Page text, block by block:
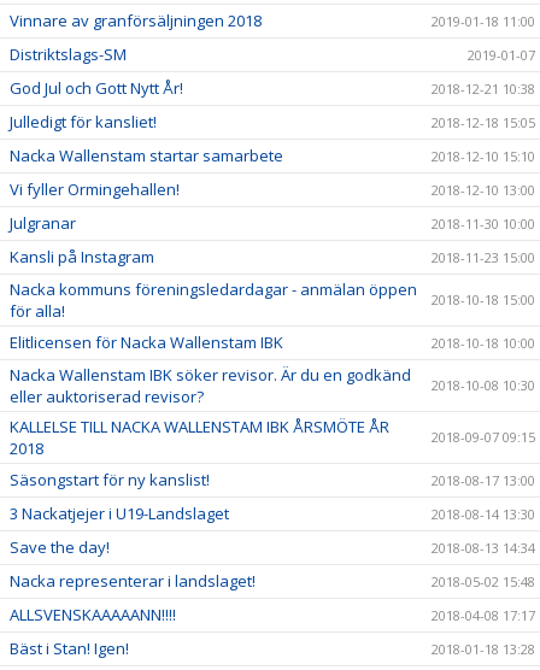
Vinnare av granförsäljningen 2018 2019-01-18 11:00
Distriktslags-SM 2019-01-07
God Jul och Gott Nytt År! 2018-12-21 10:38
Julledigt för kansliet! 2018-12-18 15:05
Nacka Wallenstam startar samarbete 2018-12-10 15:10
Vi fyller Ormingehallen! 2018-12-10 13:00
Julgranar 2018-11-30 10:00
Kansli på Instagram 2018-11-23 15:00
Nacka kommuns föreningsledardagar - anmälan öppen
för alla!
2018-10-18 15:00
Elitlicensen för Nacka Wallenstam IBK 2018-10-18 10:00
Nacka Wallenstam IBK söker revisor. Är du en godkänd
eller auktoriserad revisor?
2018-10-08 10:30
KALLELSE TILL NACKA WALLENSTAM IBK ÅRSMÖTE ÅR
2018
2018-09-07 09:15
Säsongstart för ny kanslist! 2018-08-17 13:00
3 Nackatjejer i U19-Landslaget 2018-08-14 13:30
Save the day! 2018-08-13 14:34
Nacka representerar i landslaget! 2018-05-02 15:48
ALLSVENSKAAAAANN!!!! 2018-04-08 17:17
Bäst i Stan! Igen! 2018-01-18 13:28